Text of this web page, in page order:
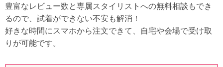
豊富なレビュー数と専属スタイリストへの無料相談もでき
るので、試着ができない不安も解消！
好きな時間にスマホから注文できて、自宅や会場で受け取
りが可能です。